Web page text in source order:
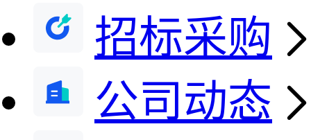
招标采购
公司动态